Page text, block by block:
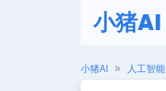
小猪AI
小猪AI 人工智能